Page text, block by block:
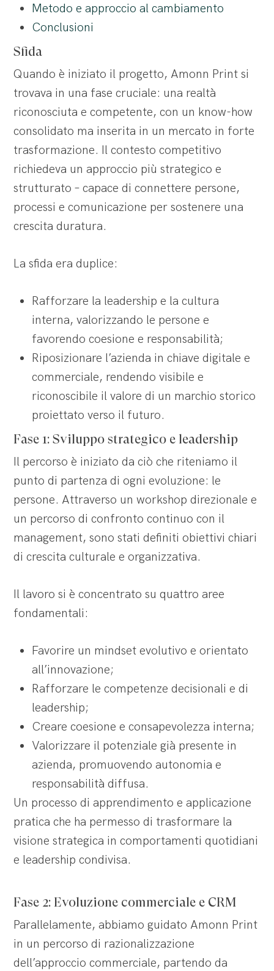
Metodo e approccio al cambiamento
Conclusioni
Sfida
Quando è iniziato il progetto, Amonn Print si
trovava in una fase cruciale: una realtà
riconosciuta e competente, con un know-how
consolidato ma inserita in un mercato in forte
trasformazione. Il contesto competitivo
richiedeva un approccio più strategico e
strutturato – capace di connettere persone,
processi e comunicazione per sostenere una
crescita duratura.
La sfida era duplice:
Rafforzare la leadership e la cultura
interna, valorizzando le persone e
favorendo coesione e responsabilità;
Riposizionare l’azienda in chiave digitale e
commerciale, rendendo visibile e
riconoscibile il valore di un marchio storico
proiettato verso il futuro.
Fase 1: Sviluppo strategico e leadership
Il percorso è iniziato da ciò che riteniamo il
punto di partenza di ogni evoluzione: le
persone. Attraverso un workshop direzionale e
un percorso di confronto continuo con il
management, sono stati definiti obiettivi chiari
di crescita culturale e organizzativa.
Il lavoro si è concentrato su quattro aree
fondamentali:
Favorire un mindset evolutivo e orientato
all’innovazione;
Rafforzare le competenze decisionali e di
leadership;
Creare coesione e consapevolezza interna;
Valorizzare il potenziale già presente in
azienda, promuovendo autonomia e
responsabilità diffusa.
Un processo di apprendimento e applicazione
pratica che ha permesso di trasformare la
visione strategica in comportamenti quotidiani
e leadership condivisa.
Fase 2: Evoluzione commerciale e CRM
Parallelamente, abbiamo guidato Amonn Print
in un percorso di razionalizzazione
dell’approccio commerciale, partendo da